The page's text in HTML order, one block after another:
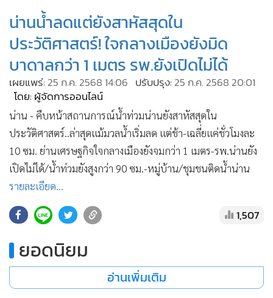
การเมือง
• ท่องเที่ยว
• กีฬา
• ต่างประเทศ
• Special Scoop
เศรษฐกิจ-ธุรกิจ
• จีน
• ชุมชน-คุณภาพชีวิต
• อาชญากรรม
Motoring
• วิทยาศาสตร์
หุ้น
• กองทุนรวม
น่านน้ำลดแต่ยังสาหัสสุดใน
ประวัติศาสตร์! ใจกลางเมืองยังมิด
บาดาลกว่า 1 เมตร รพ.ยังเปิดไม่ได้
เผยแพร่: 25 ก.ค. 2568 14:06 ปรับปรุง: 25 ก.ค. 2568 20:01
โดย: ผู้จัดการออนไลน์
น่าน - คืบหน้าสถานการณ์น้ำท่วมน่านยังสาหัสสุดใน
ประวัติศาสตร์..ล่าสุดแม้มวลน้ำเริ่มลด แต่ช้า-เฉลี่ยแค่ชั่วโมงละ
10 ซม. ย่านเศรษฐกิจใจกลางเมืองยังจมกว่า 1 เมตร-รพ.น่านยัง
เปิดไม่ได้/น้ำท่วมยังสูงกว่า 90 ซม.-หมู่บ้าน/ชุมชนติดน้ำน่าน
รายละเอียด...
1,507
ยอดนิยม
อ่านเพิ่มเติม